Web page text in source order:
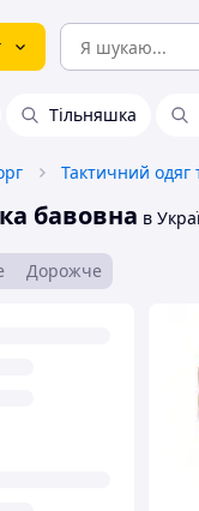
Тільняшка
Тактичний одяг
бавовна в
Дорожче